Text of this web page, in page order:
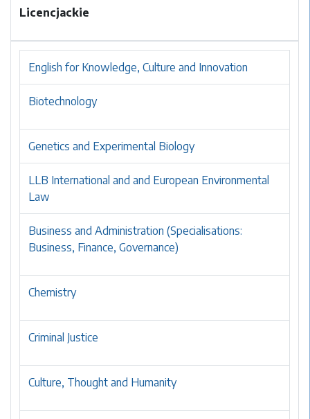
Licencjackie
English for Knowledge, Culture and Innovation
Biotechnology
Genetics and Experimental Biology
LLB International and and European Environmental
Law
Business and Administration (Specialisations:
Business, Finance, Governance)
Chemistry
Criminal Justice
Culture, Thought and Humanity